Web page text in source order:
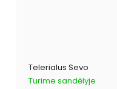
Telerialus Sevo
Turime sandėlyje